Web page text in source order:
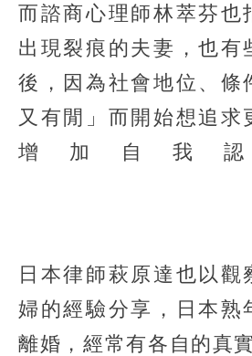
而諮商心理師林萃芬也
出現裂痕的夫妻，也有
後，因為社會地位、條
又有閒」而開始想追求
增加自我
日本律師萩原達也以觀
婦的經驗分享，日本熟
離婚，經常有各自的真